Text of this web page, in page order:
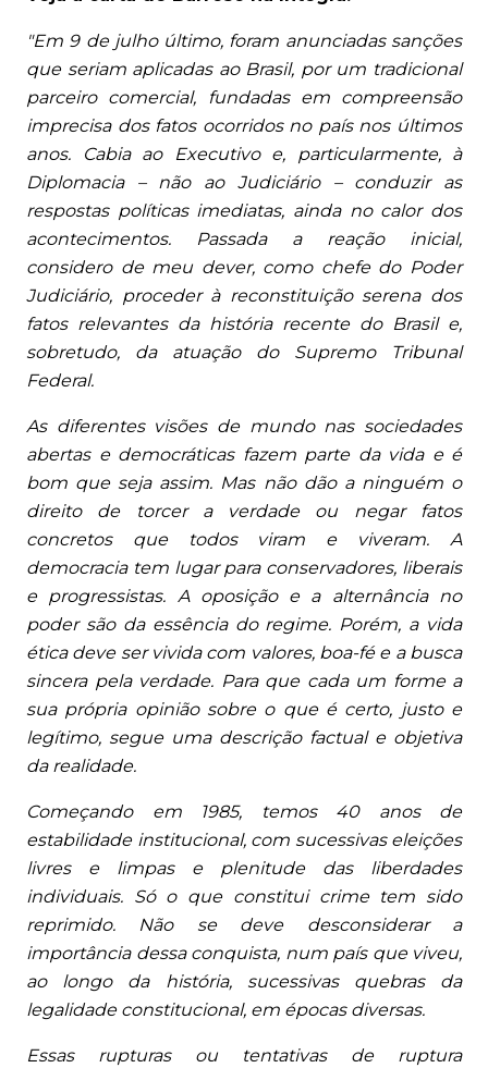
"Em 9 de julho último, foram anunciadas sanções
que seriam aplicadas ao Brasil, por um tradicional
parceiro comercial, fundadas em compreensão
imprecisa dos fatos ocorridos no país nos últimos
anos. Cabia ao Executivo e, particularmente, à
Diplomacia – não ao Judiciário – conduzir as
respostas políticas imediatas, ainda no calor dos
acontecimentos. Passada a reação inicial,
considero de meu dever, como chefe do Poder
Judiciário, proceder à reconstituição serena dos
fatos relevantes da história recente do Brasil e,
sobretudo, da atuação do Supremo Tribunal
Federal.
As diferentes visões de mundo nas sociedades
abertas e democráticas fazem parte da vida e é
bom que seja assim. Mas não dão a ninguém o
direito de torcer a verdade ou negar fatos
concretos que todos viram e viveram. A
democracia tem lugar para conservadores, liberais
e progressistas. A oposição e a alternância no
poder são da essência do regime. Porém, a vida
ética deve ser vivida com valores, boa-fé e a busca
sincera pela verdade. Para que cada um forme a
sua própria opinião sobre o que é certo, justo e
legítimo, segue uma descrição factual e objetiva
da realidade.
Começando em 1985, temos 40 anos de
estabilidade institucional, com sucessivas eleições
livres e limpas e plenitude das liberdades
individuais. Só o que constitui crime tem sido
reprimido. Não se deve desconsiderar a
importância dessa conquista, num país que viveu,
ao longo da história, sucessivas quebras da
legalidade constitucional, em épocas diversas.
Essas rupturas ou tentativas de ruptura